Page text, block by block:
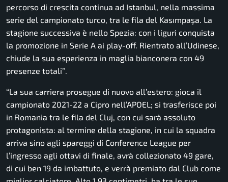
percorso di crescita continua ad Istanbul, nella massima
serie del campionato turco, tra le fila del Kasımpaşa. La
stagione successiva è nello Spezia: con i liguri conquista
la promozione in Serie A ai play-off. Rientrato all’Udinese,
chiude la sua esperienza in maglia bianconera con 49
presenze totali”.
“La sua carriera prosegue di nuovo all’estero: gioca il
campionato 2021-22 a Cipro nell’APOEL; si trasferisce poi
in Romania tra le fila del Cluj, con cui sarà assoluto
protagonista: al termine della stagione, in cui la squadra
arriva sino agli spareggi di Conference League per
l’ingresso agli ottavi di finale, avrà collezionato 49 gare,
di cui ben 19 da imbattuto, e verrà premiato dal Club come